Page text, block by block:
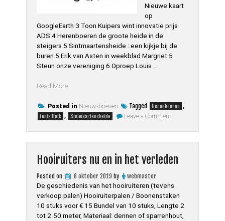
Nieuwe kaart
op
GoogleEarth 3 Toon Kuipers wint innovatie prijs
ADS 4 Herenboeren de groote heide in de
steigers 5 Sintmaartensheide : een kijkje bij de
buren 5 Erik van Asten in weekblad Margriet 5
Steun onze vereniging 6 Oproep Louis …
Read More“Nieuwsbrief
Herfst”
Posted in Nieuwsbrieven Tagged Herenboeren ,
Louis Bolk , Sintmaartensheide Leave a Commenton
Hooiruiters nu en in het verleden
Posted on 6 oktober 2019 by
webmaster
De geschiedenis van het hooiruiteren (tevens
verkoop palen) Hooiruiterpalen / Boonenstaken
10 stuks voor € 15 Bundel van 10 stuks, Lengte 2
tot 2.50 meter, Materiaal: dennen of sparrenhout,